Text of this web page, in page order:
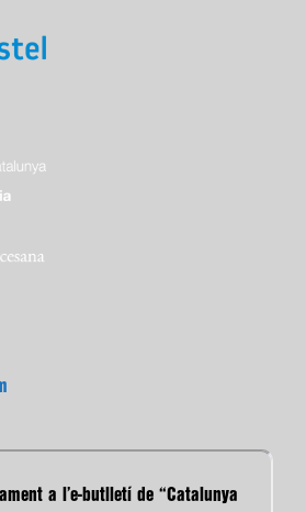
a l’e-butlletí de “Catalunya